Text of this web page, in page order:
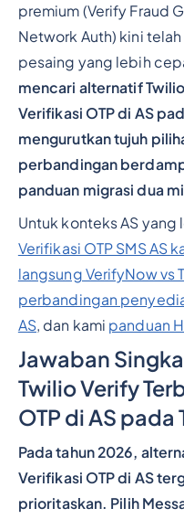
premium (Verify Fraud
Network Auth) kini
pesaing yang lebih
mencari alternatif
Verifikasi OTP di AS
mengurutkan tujuh
perbandingan
panduan migrasi dua
Untuk konteks AS yang
Verifikasi OTP SMS AS
langsung VerifyNow vs
perbandingan
AS, dan kami panduan
Jawaban
Twilio Verify
OTP di AS pada
Pada tahun 2026,
Verifikasi OTP di AS
prioritaskan. Pilih